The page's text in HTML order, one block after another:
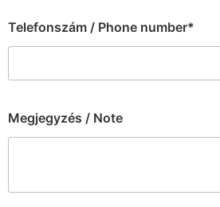
Telefonszám / Phone number*
Megjegyzés / Note